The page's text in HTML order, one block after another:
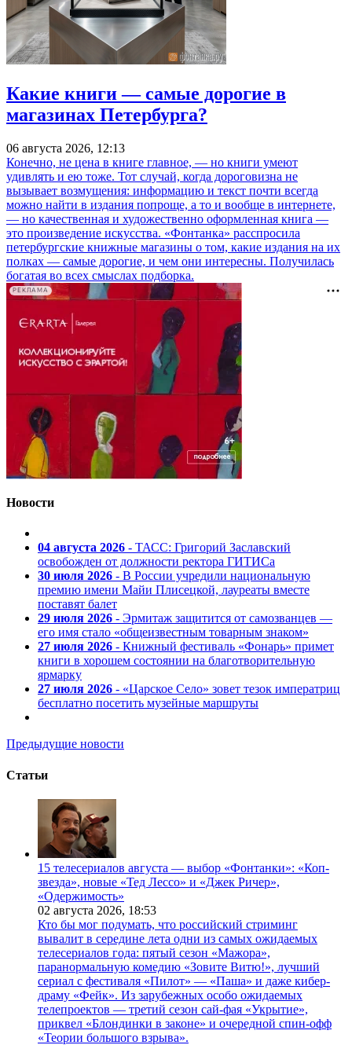
Какие книги — самые дорогие в
магазинах Петербурга?
06 августа 2026, 12:13
Конечно, не цена в книге главное, — но книги умеют
удивлять и ею тоже. Тот случай, когда дороговизна не
вызывает возмущения: информацию и текст почти всегда
можно найти в издания попроще, а то и вообще в интернете,
— но качественная и художественно оформленная книга —
это произведение искусства. «Фонтанка» расспросила
петербургские книжные магазины о том, какие издания на их
полках — самые дорогие, и чем они интересны. Получилась
богатая во всех смыслах подборка.
РЕКЛАМА
Новости
04 августа 2026 - ТАСС: Григорий Заславский
освобожден от должности ректора ГИТИСа
30 июля 2026 - В России учредили национальную
премию имени Майи Плисецкой, лауреаты вместе
поставят балет
29 июля 2026 - Эрмитаж защитится от самозванцев —
его имя стало «общеизвестным товарным знаком»
27 июля 2026 - Книжный фестиваль «Фонарь» примет
книги в хорошем состоянии на благотворительную
ярмарку
27 июля 2026 - «Царское Село» зовет тезок императриц
бесплатно посетить музейные маршруты
Предыдущие новости
Статьи
15 телесериалов августа — выбор «Фонтанки»: «Коп-
звезда», новые «Тед Лессо» и «Джек Ричер»,
«Одержимость»
02 августа 2026, 18:53
Кто бы мог подумать, что российский стриминг
вывалит в середине лета одни из самых ожидаемых
телесериалов года: пятый сезон «Мажора»,
паранормальную комедию «Зовите Витю!», лучший
сериал с фестиваля «Пилот» — «Паша» и даже кибер-
драму «Фейк». Из зарубежных особо ожидаемых
телепроектов — третий сезон сай-фая «Укрытие»,
приквел «Блондинки в законе» и очередной спин-офф
«Теории большого взрыва».